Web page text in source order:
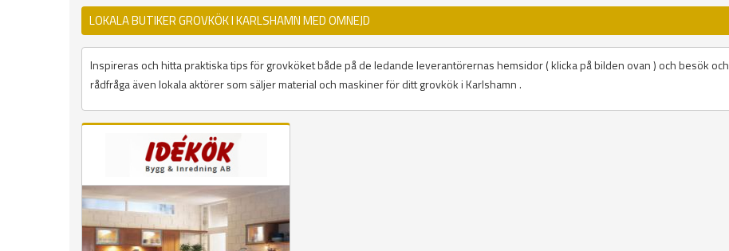
LOKALA BUTIKER GROVKÖK I KARLSHAMN MED OMNEJD
Inspireras och hitta praktiska tips för grovköket både på de ledande leverantörernas hemsidor ( klicka på bilden ovan ) och besök och
rådfråga även lokala aktörer som säljer material och maskiner för ditt grovkök i Karlshamn .